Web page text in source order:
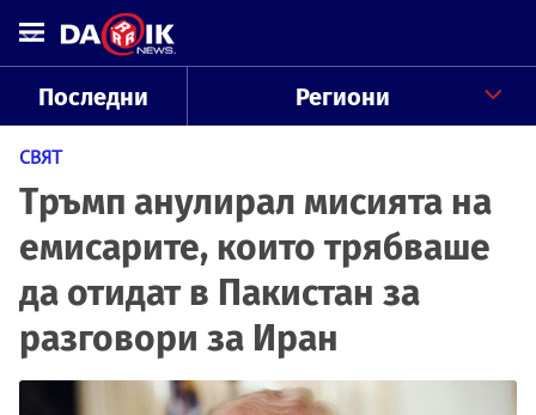
Последни Региони
СВЯТ
Тръмп анулирал мисията на
емисарите, които трябваше
да отидат в Пакистан за
разговори за Иран